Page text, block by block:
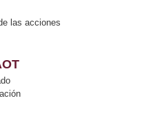
las acciones